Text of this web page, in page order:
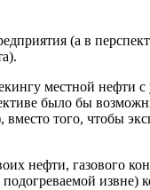
(а в
местной нефти
было бы
того, чтобы
нефти, газового
подогреваемой